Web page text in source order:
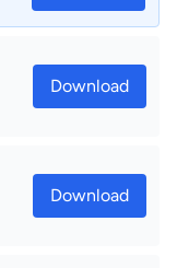
Download
Download